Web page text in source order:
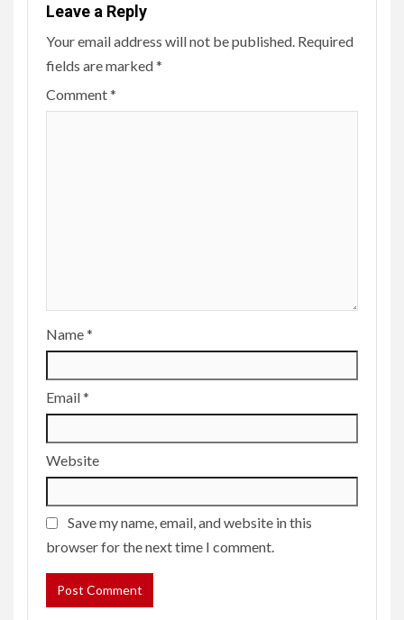
Leave a Reply
Your email address will not be published. Required
fields are marked*
Comment*
Name*
Email*
Website
Save my name, email, and website in this
browser for the next time I comment.